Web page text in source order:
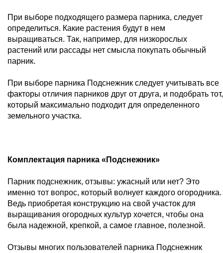
При выборе подходящего размера парника, следует
определиться. Какие растения будут в нем
выращиваться. Так, например, для низкорослых
растений или рассады нет смысла покупать обычный
парник.
При выборе парника Подснежник следует учитывать все
факторы отличия парников друг от друга, и подобрать тот,
который максимально подходит для определенного
земельного участка.
Комплектация парника «Подснежник»
Парник подснежник, отзывы: ужасный или нет? Это
именно тот вопрос, который волнует каждого огородника.
Ведь приобретая конструкцию на свой участок для
выращивания огородных культур хочется, чтобы она
была надежной, крепкой, а самое главное, полезной.
Отзывы многих пользователей парника Подснежник